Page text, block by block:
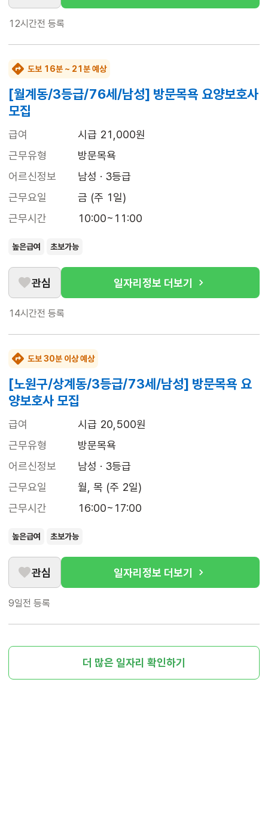
12시간전 등록
도보 16분 ~ 21분 예상
[월계동/3등급/76세/남성] 방문목욕 요양보호사
모집
급여
시급 21,000원
근무유형
방문목욕
어르신정보
남성 · 3등급
근무요일
금 (주 1일)
근무시간
10:00~11:00
높은급여 초보가능
관심 일자리정보 더보기
14시간전 등록
도보 30분 이상 예상
[노원구/상계동/3등급/73세/남성] 방문목욕 요
양보호사 모집
급여
시급 20,500원
근무유형
방문목욕
어르신정보
남성 · 3등급
근무요일
월, 목 (주 2일)
근무시간
16:00~17:00
높은급여 초보가능
관심 일자리정보 더보기
9일전 등록
더 많은 일자리 확인하기